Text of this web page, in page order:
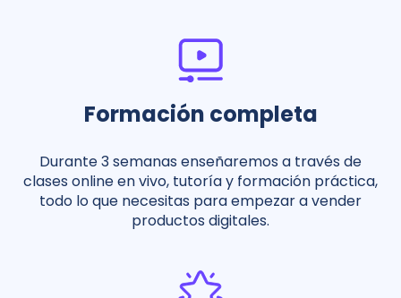
Formación completa
Durante 3 semanas enseñaremos a través de
clases online en vivo, tutoría y formación práctica,
todo lo que necesitas para empezar a vender
productos digitales.